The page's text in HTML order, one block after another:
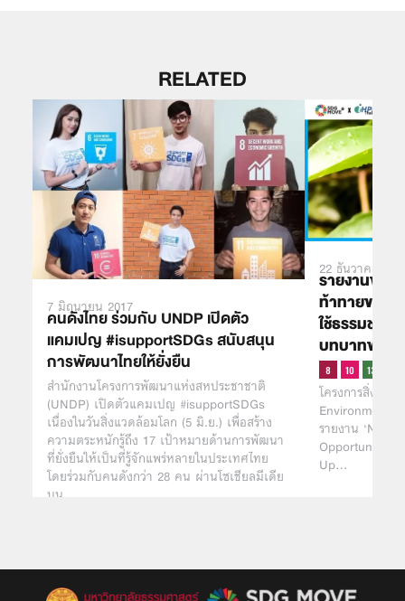
RELATED
7 มิถุนายน 2017
คนดังไทย ร่วมกับ UNDP เปิดตัว
แคมเปญ #isupportSDGs สนับสนุน
การพัฒนาไทยให้ยั่งยืน
สำนักงานโครงการพัฒนาแห่งสหประชาชาติ
(UNDP) เปิดตัวแคมเปญ #isupportSDGs
เนื่องในวันสิ่งแวดล้อมโลก (5 มิ.ย.) เพื่อสร้าง
ความตระหนักรู้ถึง 17 เป้าหมายด้านการพัฒนา
ที่ยั่งยืนให้เป็นที่รู้จักแพร่หลายในประเทศไทย
โดยร่วมกับคนดังกว่า 28 คน ผ่านโซเชียลมีเดีย
บน
22 ธันวาคม
รายงานของ
ท้าทายของโ
ใช้ธรรมชาติ
บทบาทของ
โครงการสิ่งแว
Environment
รายงาน
Opportunities
Up…